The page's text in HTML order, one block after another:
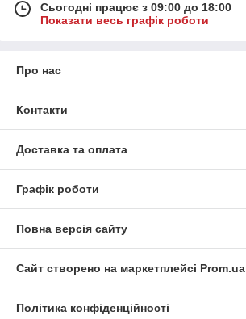
Сьогодні працює з 09:00 до 18:00
Показати весь графік роботи
Про нас
Контакти
Доставка та оплата
Графік роботи
Повна версія сайту
Сайт створено на маркетплейсі Prom.ua
Політика конфіденційності